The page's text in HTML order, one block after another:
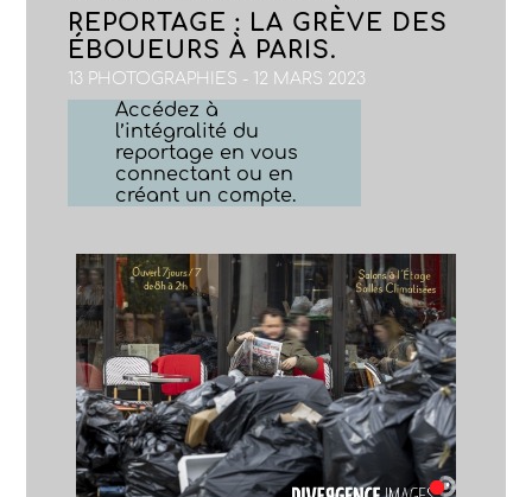
REPORTAGE : LA GRÈVE DES
ÉBOUEURS À PARIS.
13 PHOTOGRAPHIES - 12 MARS 2023
Accédez à
l’intégralité du
reportage en vous
connectant ou en
créant un compte.